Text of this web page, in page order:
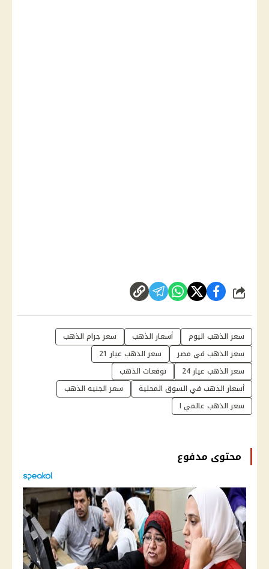
شارك
سعر الذهب اليوم أسعار الذهب
سعر جرام الذهب
سعر الذهب في مصر
سعر الذهب عيار 21
سعر الذهب عيار 24
توقعات الذهب
أسعار الذهب في السوق المحلية
سعر الجنيه الذهب
سعر الذهب عالمي ا
محتوى مدفوع